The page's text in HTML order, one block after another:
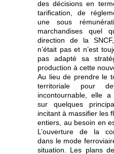
des décisions en
tarification, de
une sous
marchandises quel
direction de la
n’était pas et n’est
pas adapté sa
production à cette
Au lieu de prendre le
territoriale pour
incontournable, elle
sur quelques
incitant à massifier les
entiers, au besoin en
L’ouverture de la
dans le mode
situation. Les plans